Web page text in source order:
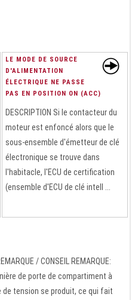
LE MODE DE SOURCE
D'ALIMENTATION
ÉLECTRIQUE NE PASSE
PAS EN POSITION ON (ACC)
DESCRIPTION Si le contacteur du
moteur est enfoncé alors que le
sous-ensemble d'émetteur de clé
électronique se trouve dans
l'habitacle, l'ECU de certification
(ensemble d'ECU de clé intell ...
/ CONSEIL REMARQUE:
de porte de compartiment à
de tension se produit, ce qui fait